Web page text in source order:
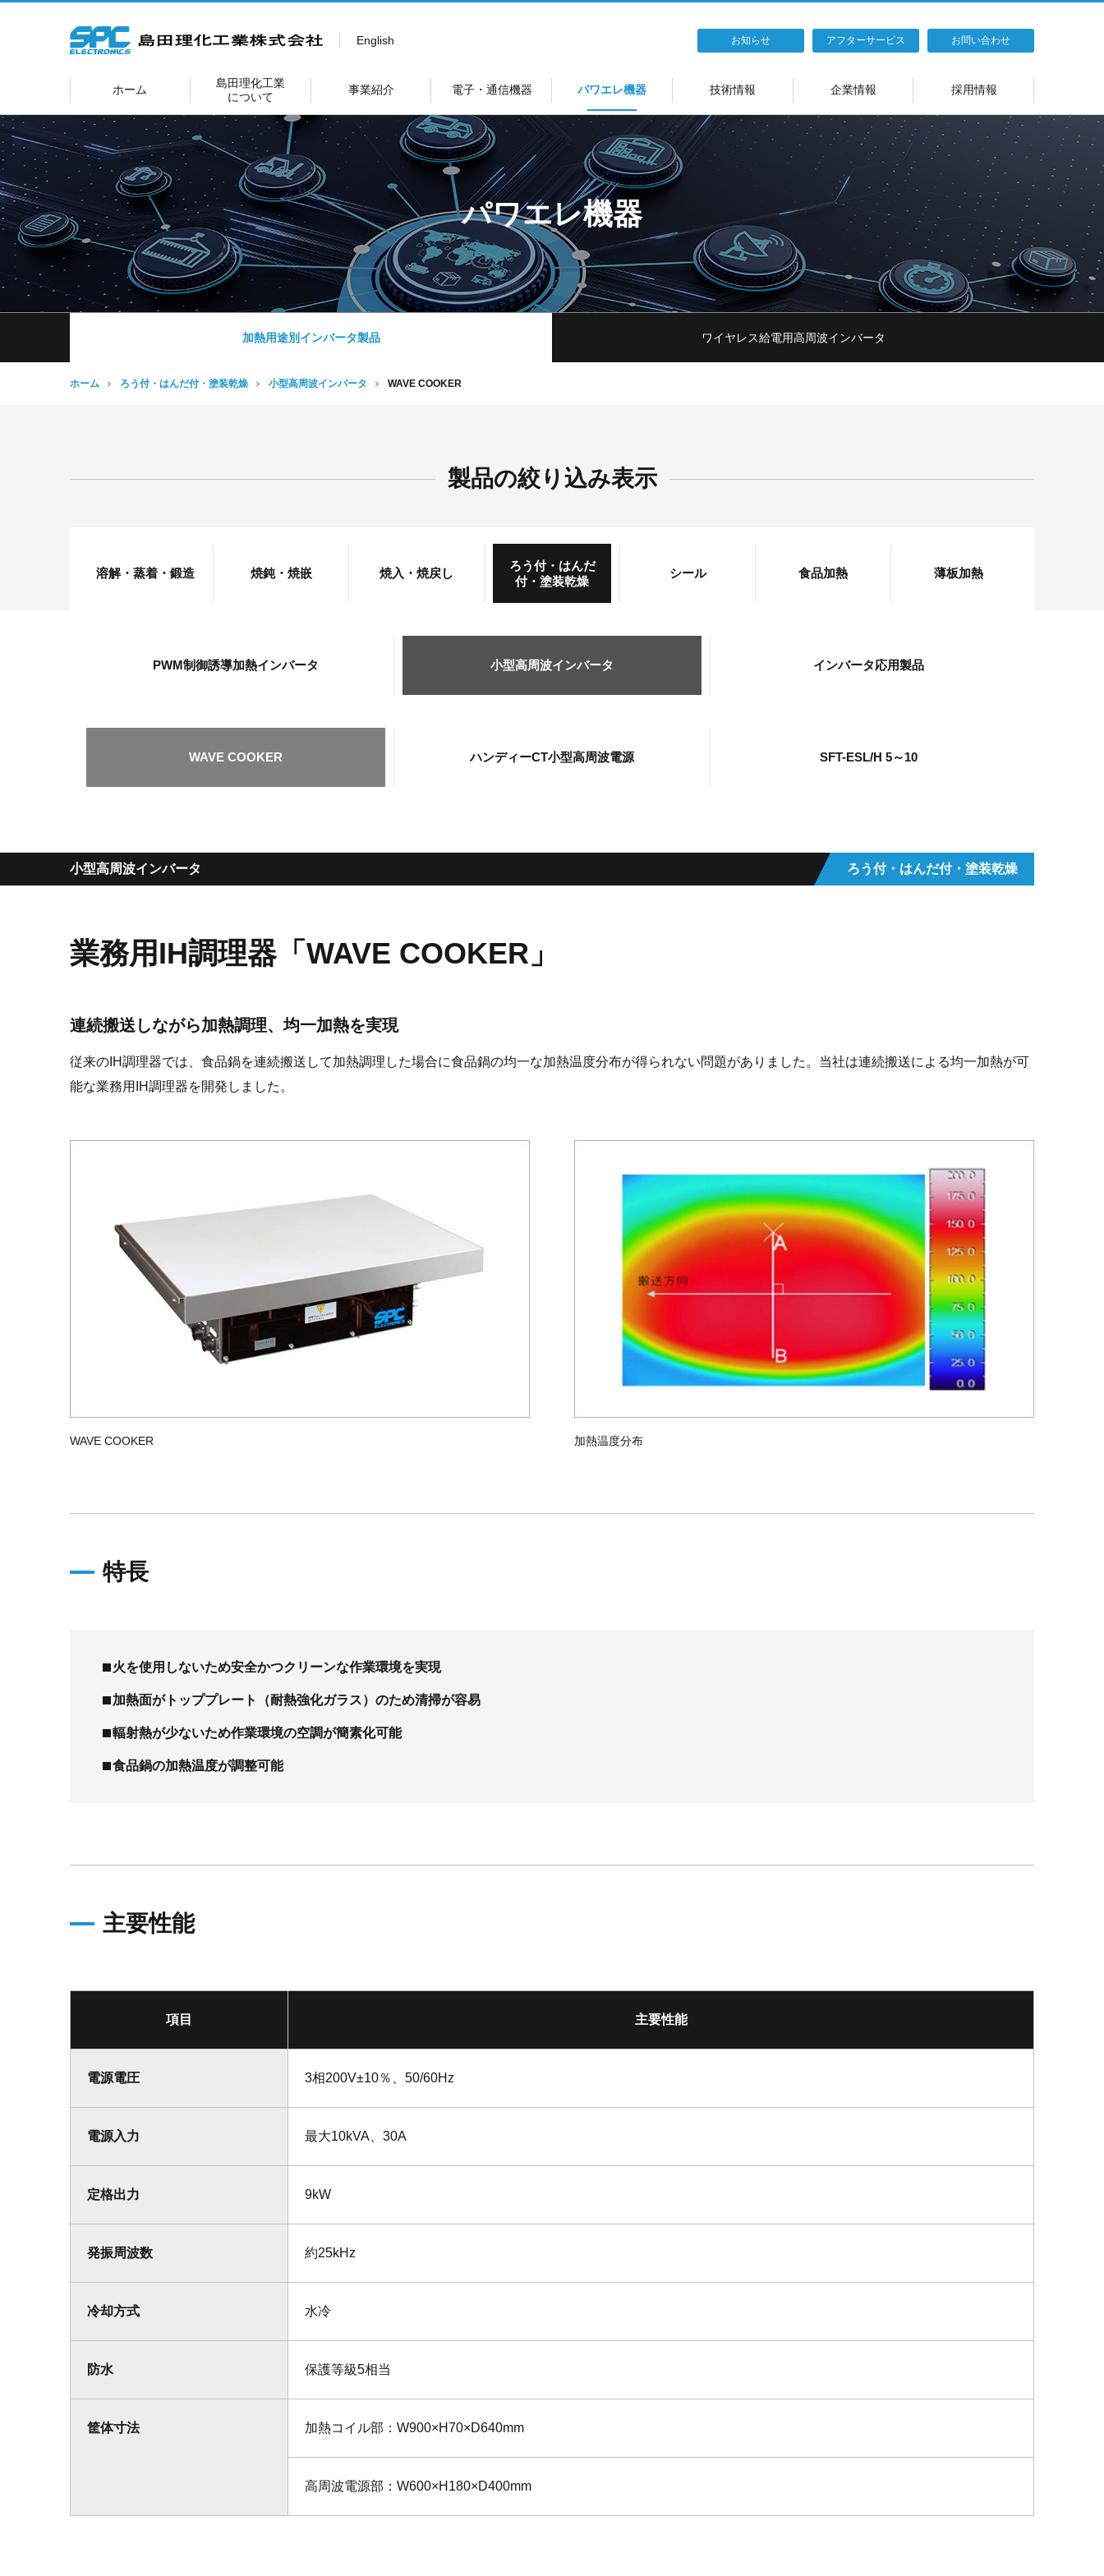
English お知らせ アフターサービス お問い合わせ
ホーム
島田理化工業
について
事業紹介 電子・通信機器 パワエレ機器 技術情報 企業情報 採用情報
パワエレ機器
加熱用途別インバータ製品 ワイヤレス給電用高周波インバータ
ホーム ろう付・はんだ付・塗装乾燥 小型高周波インバータ WAVE COOKER
製品の絞り込み表示
溶解・蒸着・鍛造 焼鈍・焼嵌 焼入・焼戻し
ろう付・はんだ
付・塗装乾燥
シール 食品加熱 薄板加熱
PWM制御誘導加熱インバータ 小型高周波インバータ インバータ応用製品
WAVE COOKER ハンディーCT小型高周波電源 SFT-ESL/H 5～10
小型高周波インバータ ろう付・はんだ付・塗装乾燥
業務用IH調理器「WAVE COOKER」
連続搬送しながら加熱調理、均一加熱を実現
従来のIH調理器では、食品鍋を連続搬送して加熱調理した場合に食品鍋の均一な加熱温度分布が得られない問題がありました。当社は連続搬送による均一加熱が可
能な業務用IH調理器を開発しました。
WAVE COOKER 加熱温度分布
特長
火を使用しないため安全かつクリーンな作業環境を実現
加熱面がトッププレート（耐熱強化ガラス）のため清掃が容易
輻射熱が少ないため作業環境の空調が簡素化可能
食品鍋の加熱温度が調整可能
主要性能
項目 主要性能
電源電圧 3相200V±10％、50/60Hz
電源入力 最大10kVA、30A
定格出力 9kW
発振周波数 約25kHz
冷却方式 水冷
防水 保護等級5相当
筐体寸法 加熱コイル部：W900×H70×D640mm
高周波電源部：W600×H180×D400mm